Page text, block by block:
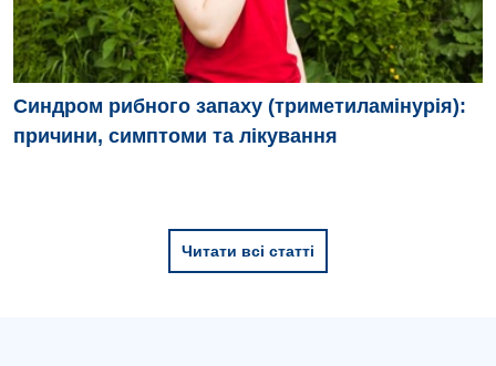
Дитяча урологія
Дитяча хірургія
Педіатрія
Синдром рибного запаху (триметиламінурія):
причини, симптоми та лікування
Читати всі статті